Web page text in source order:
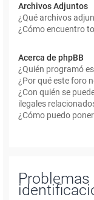
Archivos Adjuntos
¿Qué archivos
¿Cómo encuentro
Acerca de phpBB
¿Quién programó
¿Por qué este foro
¿Con quién se
ilegales
¿Cómo puedo
Problemas